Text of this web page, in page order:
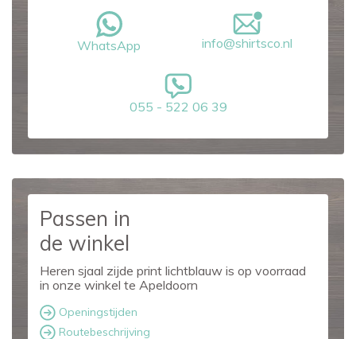
WhatsApp info@shirtsco.nl
055 - 522 06 39
Passen in
de winkel
Heren sjaal zijde print lichtblauw is op voorraad
in onze winkel te Apeldoorn
Openingstijden
Routebeschrijving